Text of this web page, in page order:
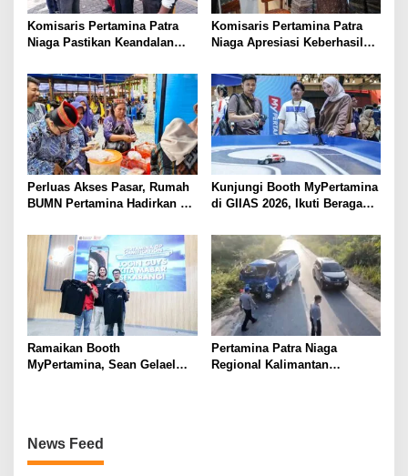
s
Komisaris Pertamina Patra
Niaga Pastikan Keandalan
Mobilitas Masyarakat &
Wisatawan
Komisaris Pertamina Patra
Niaga Apresiasi Keberhasilan
2026
Perluas Akses Pasar, Rumah
BUMN Pertamina Hadirkan 13
Sulawesi Tengah
Kunjungi Booth MyPertamina
di GIIAS 2026, Ikuti Beragam
Hadiahnya
Ramaikan Booth
MyPertamina, Sean Gelael
Pertamina Patra Niaga
Regional Kalimantan
News Feed